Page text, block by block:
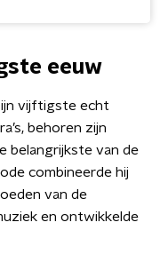
eeuw
vijftigste echt
behoren zijn
belangrijkste van de
combineerde hij
van de
en ontwikkelde